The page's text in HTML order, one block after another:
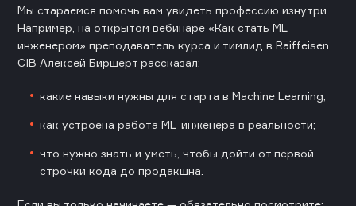
Мы стараемся помочь вам увидеть профессию изнутри.
Например, на открытом вебинаре «Как стать ML-
инженером» преподаватель курса и тимлид в Raiffeisen
CIB Алексей Биршерт рассказал:
какие навыки нужны для старта в Machine Learning;
как устроена работа ML-инженера в реальности;
что нужно знать и уметь, чтобы дойти от первой
строчки кода до продакшна.